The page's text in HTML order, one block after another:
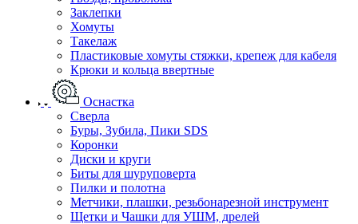
Заклепки
Хомуты
Такелаж
Пластиковые хомуты стяжки, крепеж для кабеля
Крюки и кольца ввертные
Оснастка
Сверла
Буры, Зубила, Пики SDS
Коронки
Диски и круги
Биты для шуруповерта
Пилки и полотна
Метчики, плашки, резьбонарезной инструмент
Щетки и Чашки для УШМ, дрелей